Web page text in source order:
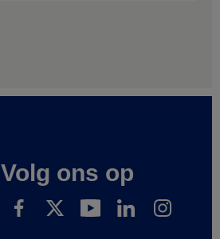
Volg ons op